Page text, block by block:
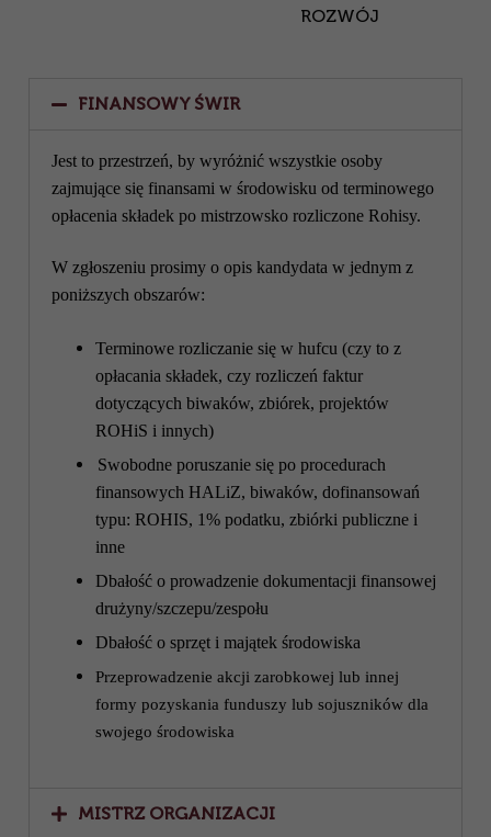
ROZWÓJ
FINANSOWY ŚWIR
Jest to przestrzeń, by wyróżnić wszystkie osoby
zajmujące się finansami w środowisku od terminowego
opłacenia składek po mistrzowsko rozliczone Rohisy.
W zgłoszeniu prosimy o opis kandydata w jednym z
poniższych obszarów:
Terminowe rozliczanie się w hufcu (czy to z
opłacania składek, czy rozliczeń faktur
dotyczących biwaków, zbiórek, projektów
ROHiS i innych)
Swobodne poruszanie się po procedurach
finansowych HALiZ, biwaków, dofinansowań
typu: ROHIS, 1% podatku, zbiórki publiczne i
inne
Dbałość o prowadzenie dokumentacji finansowej
drużyny/szczepu/zespołu
Dbałość o sprzęt i majątek środowiska
Przeprowadzenie akcji zarobkowej lub innej
formy pozyskania funduszy lub sojuszników dla
swojego środowiska
MISTRZ ORGANIZACJI